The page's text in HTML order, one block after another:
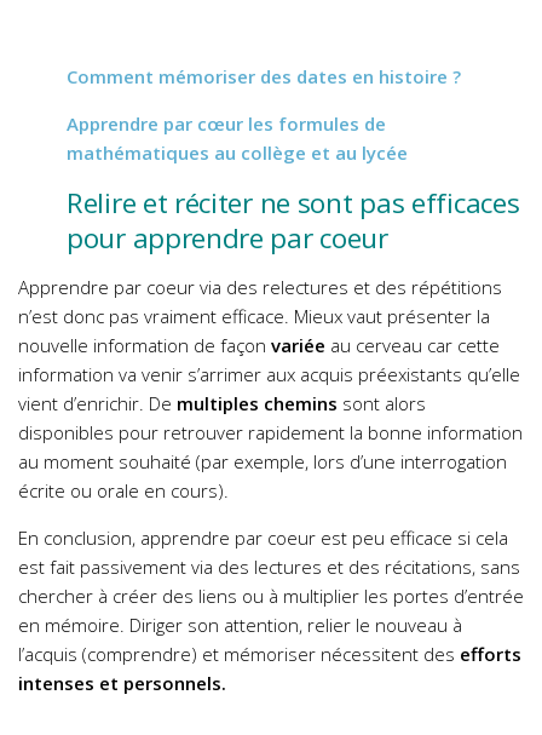
Comment mémoriser des dates en histoire ?
Apprendre par cœur les formules de
mathématiques au collège et au lycée
Relire et réciter ne sont pas efficaces
pour apprendre par coeur
Apprendre par coeur via des relectures et des répétitions
n’est donc pas vraiment efficace. Mieux vaut présenter la
nouvelle information de façon variée au cerveau car cette
information va venir s’arrimer aux acquis préexistants qu’elle
vient d’enrichir. De multiples chemins sont alors
disponibles pour retrouver rapidement la bonne information
au moment souhaité (par exemple, lors d’une interrogation
écrite ou orale en cours).
En conclusion, apprendre par coeur est peu efficace si cela
est fait passivement via des lectures et des récitations, sans
chercher à créer des liens ou à multiplier les portes d’entrée
en mémoire. Diriger son attention, relier le nouveau à
l’acquis (comprendre) et mémoriser nécessitent des efforts
intenses et personnels.